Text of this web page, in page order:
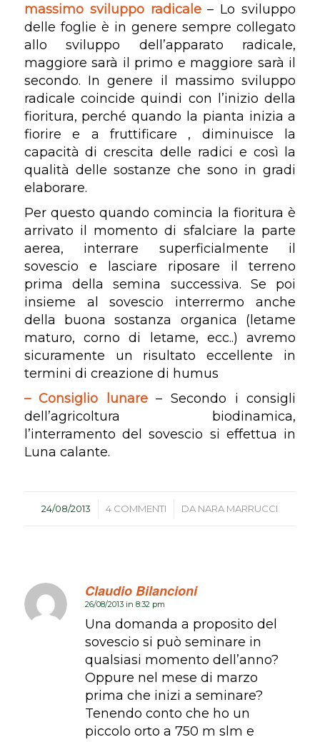
massimo sviluppo radicale– Lo sviluppo
delle foglie è in genere sempre collegato
allo sviluppo dell’apparato radicale,
maggiore sarà il primo e maggiore sarà il
secondo. In genere il massimo sviluppo
radicale coincide quindi con l’inizio della
fioritura, perché quando la pianta inizia a
fiorire e a fruttificare , diminuisce la
capacità di crescita delle radici e così la
qualità delle sostanze che sono in gradi
elaborare.
Per questo quando comincia la fioritura è
arrivato il momento di sfalciare la parte
aerea, interrare superficialmente il
sovescio e lasciare riposare il terreno
prima della semina successiva. Se poi
insieme al sovescio interrermo anche
della buona sostanza organica (letame
maturo, corno di letame, ecc..) avremo
sicuramente un risultato eccellente in
termini di creazione di humus
– Consiglio lunare– Secondo i consigli
dell’agricoltura biodinamica,
l’interramento del sovescio si effettua in
Luna calante.
24/08/2013
/ 4 COMMENTI
/ DA NARA MARRUCCI
Claudio Bilancioni
dice:
26/08/2013 in 8:32 pm
Una domanda a proposito del
sovescio si può seminare in
qualsiasi momento dell’anno?
Oppure nel mese di marzo
prima che inizi a seminare?
Tenendo conto che ho un
piccolo orto a 750 m slm e